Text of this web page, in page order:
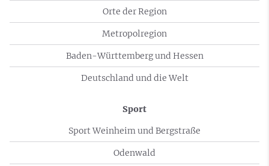
Orte der Region
Metropolregion
Baden-Württemberg und Hessen
Deutschland und die Welt
Sport
Sport Weinheim und Bergstraße
Odenwald